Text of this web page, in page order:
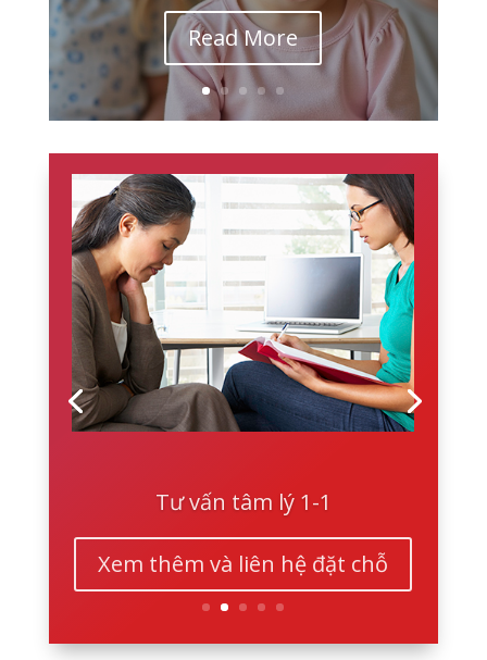
Read More
Tư vấn tâm lý 1-1
Xem thêm và liên hệ đặt chỗ